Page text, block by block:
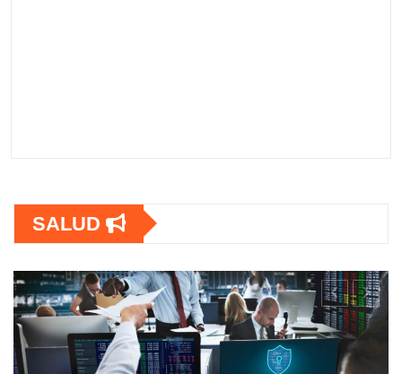
SALUD
COMERCIAL
Fundación Ficohsa fortalece la
alimentación escolar y promueve